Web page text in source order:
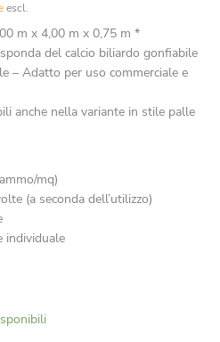
escl.
m x 4,00 m x 0,75 m *
del calcio biliardo gonfiabile
– Adatto per uso commerciale e
anche nella variante in stile palle
mq)
(a seconda dell’utilizzo)